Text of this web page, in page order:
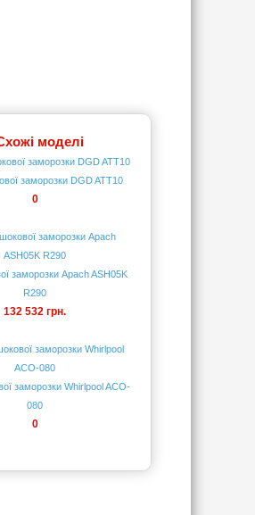
моделі
заморозки DGD ATT10
0
заморозки Apach ASH05K
R290
132 532 грн.
заморозки Whirlpool ACO-
080
0